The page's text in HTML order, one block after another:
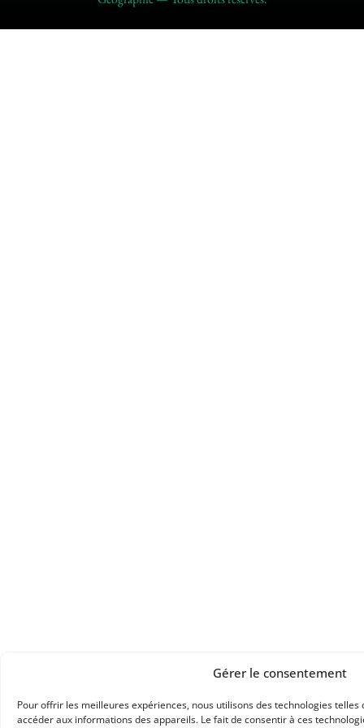
Gérer le consentement
Pour offrir les meilleures expériences, nous utilisons des technologies
accéder aux informations des appareils. Le fait de consentir à ces